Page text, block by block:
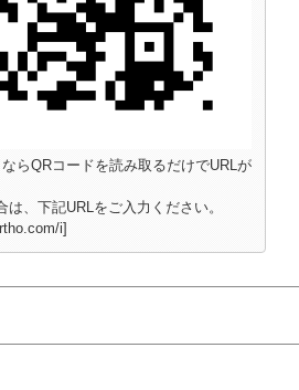
らQRコードを読み取るだけでURLが
は、下記URLをご入力ください。
i]